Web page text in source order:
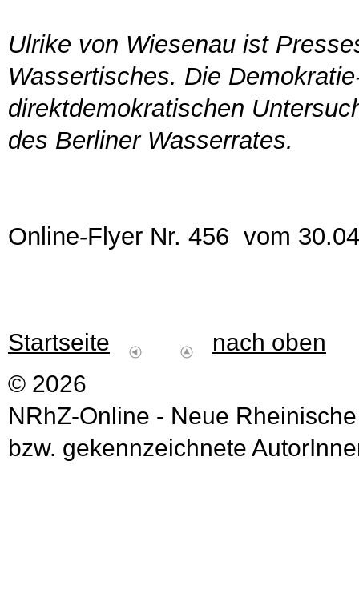
Ulrike von Wiesenau ist
Wassertisches. Die
direktdemokratischen
des Berliner Wasserrates.
Online-Flyer Nr. 456 vom
Startseite
nach oben
© 2026
NRhZ-Online - Neue
bzw. gekennzeichnete